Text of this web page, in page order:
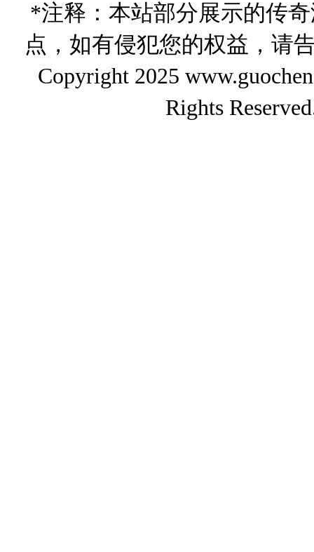
*注释：本站部分展示的传
点，如有侵犯您的权益，请
Copyright 2025
Rights